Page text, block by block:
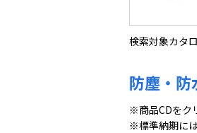
検索対象カタ
防塵・
※商品CDをク
※標準納期に